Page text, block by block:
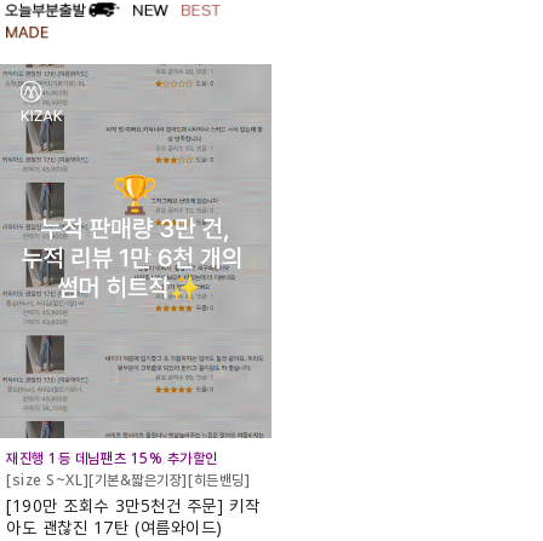
재진행 1등 데님팬츠 15% 추가할인
[size S~XL][기본&짧은기장][히든밴딩]
[190만 조회수 3만5천건 주문] 키작
아도 괜찮진 17탄 (여름와이드)